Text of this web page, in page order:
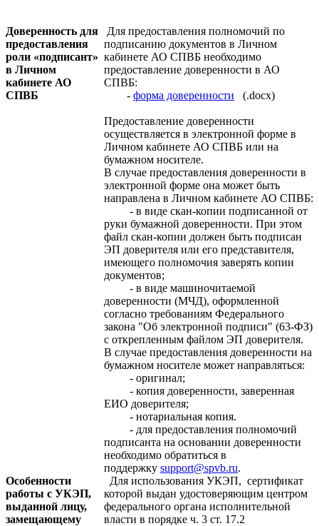
Доверенность для
предоставления
роли «подписант»
в Личном
кабинете АО
СПВБ
Для предоставления полномочий по
подписанию документов в Личном
кабинете АО СПВБ необходимо
предоставление доверенности в АО
СПВБ:
- форма доверенности (.docx)
Предоставление доверенности
осуществляется в электронной форме в
Личном кабинете АО СПВБ или на
бумажном носителе.
В случае предоставления доверенности в
электронной форме она может быть
направлена в Личном кабинете АО СПВБ:
- в виде скан-копии подписанной от
руки бумажной доверенности. При этом
файл скан-копии должен быть подписан
ЭП доверителя или его представителя,
имеющего полномочия заверять копии
документов;
- в виде машиночитаемой
доверенности (МЧД), оформленной
согласно требованиям Федерального
закона "Об электронной подписи" (63-ФЗ)
с открепленным файлом ЭП доверителя.
В случае предоставления доверенности на
бумажном носителе может направляться:
- оригинал;
- копия доверенности, заверенная
ЕИО доверителя;
- нотариальная копия.
- для предоставления полномочий
подписанта на основании доверенности
необходимо обратиться в
поддержку support@spvb.ru.
Особенности
работы с УКЭП,
выданной лицу,
замещающему
Для использования УКЭП, сертификат
которой выдан удостоверяющим центром
федерального органа исполнительной
власти в порядке ч. 3 ст. 17.2